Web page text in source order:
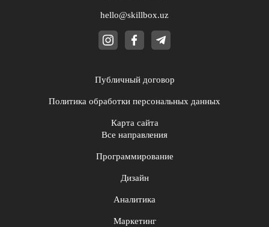
hello@skillbox.uz
Публичный договор
Политика обработки персональных данных
Карта сайта
Все направления
Программирование
Дизайн
Аналитика
Маркетинг